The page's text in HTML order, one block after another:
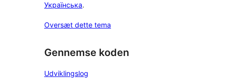
Українська.
Oversæt dette tema
Gennemse koden
Udviklingslog